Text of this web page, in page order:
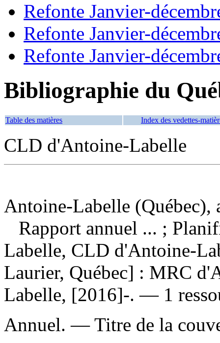
Refonte Janvier-
Refonte Janvier-
Refonte Janvier-
Bibliographie du
Table des matières Index des vedettes-
CLD d'Antoine-Labelle
Antoine-Labelle (Québec),
Rapport annuel ... ;
Labelle, CLD d'Antoine-
Laurier, Québec] : MRC
Labelle, [2016]-. — 1
Annuel. — Titre de la